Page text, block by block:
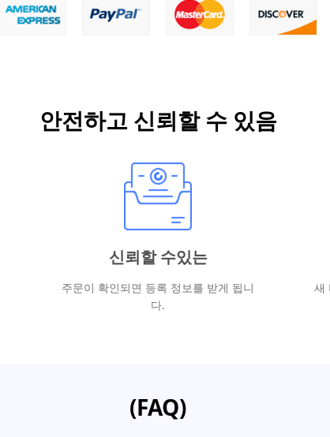
안전하고 신뢰할 수 있음
신뢰할 수있는
주문이 확인되면 등록 정보를 받게 됩니
다.
새
(FAQ)